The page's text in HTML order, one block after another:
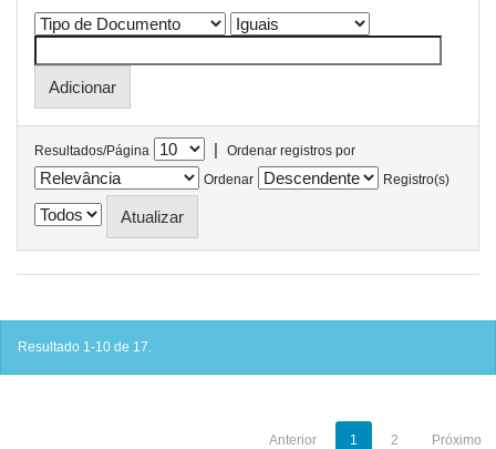
Resultados/Página |
Ordenar registros por
Ordenar
Registro(s)
Resultado 1-10 de 17.
Anterior 1 2 Próximo